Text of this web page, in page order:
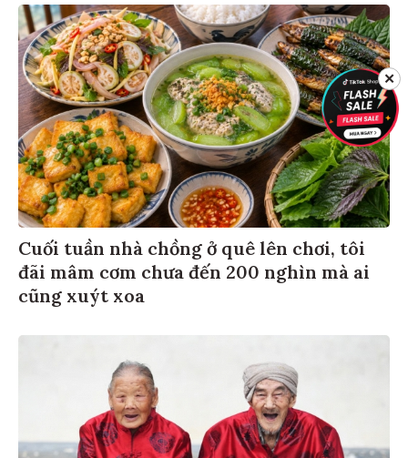
Cuối tuần nhà chồng ở quê lên chơi, tôi
đãi mâm cơm chưa đến 200 nghìn mà ai
cũng xuýt xoa
✕